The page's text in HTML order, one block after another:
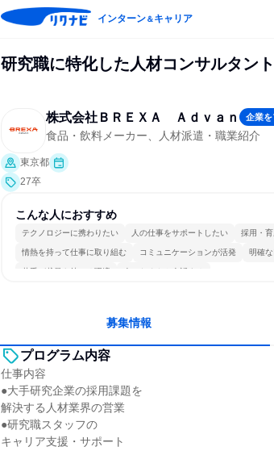
インターン＆キャリア
研究職に特化した人材コンサルタン
株式会社ＢＲＥＸＡ Ａｄｖａｎ 企業
食品・飲料メーカー、人材派遣・職業紹介
東京都
27卒
こんな人におすすめ
テクノロジーに携わりたい 人の仕事をサポートしたい 採用・
情熱を持って仕事に取り組む コミュニケーションが活発 明確
若手が裁量を持てる環境 人とたくさん会話する
募集情報
プログラム内容
仕事内容
●大手研究企業の採用課題を
解決する人材業界の営業
●研究職スタッフの
キャリア支援・サポート